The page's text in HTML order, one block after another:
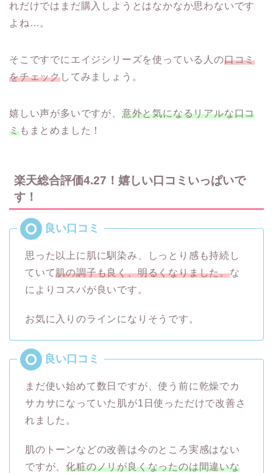
れだけではまだ購入しようとはなかなか思わないです
よね…。
そこですでにエイジシリーズを使っている人の口コミ
をチェックしてみましょう。
嬉しい声が多いですが、 意外と気になるリアルな口コ
ミもまとめました！
楽天総合評価4.27！嬉しい口コミいっぱいで
す！
思った以上に肌に馴染み、しっとり感も持続し
ていて肌の調子も良く、明るくなりました。な
によりコスパが良いです。
お気に入りのラインになりそうです。
まだ使い始めて数日ですが、使う前に乾燥でカ
サカサになっていた肌が1日使っただけで改善さ
れました。
肌のトーンなどの改善は今のところ実感はない
ですが、化粧のノリが良くなったのは間違いな